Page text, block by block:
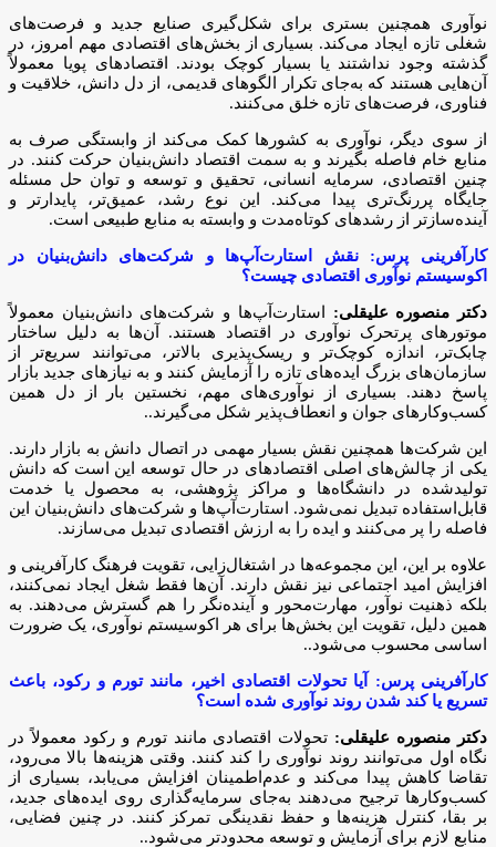
نوآوری همچنین بستری برای شکل‌گیری صنایع جدید و فرصت‌های
شغلی تازه ایجاد می‌کند. بسیاری از بخش‌های اقتصادی مهم امروز، در
گذشته وجود نداشتند یا بسیار کوچک بودند. اقتصادهای پویا معمولاً
آن‌هایی هستند که به‌جای تکرار الگوهای قدیمی، از دل دانش، خلاقیت و
فناوری، فرصت‌های تازه خلق می‌کنند.
از سوی دیگر، نوآوری به کشورها کمک می‌کند از وابستگی صرف به
منابع خام فاصله بگیرند و به سمت اقتصاد دانش‌بنیان حرکت کنند. در
چنین اقتصادی، سرمایه انسانی، تحقیق و توسعه و توان حل مسئله
جایگاه پررنگ‌تری پیدا می‌کند. این نوع رشد، عمیق‌تر، پایدارتر و
آینده‌سازتر از رشدهای کوتاه‌مدت و وابسته به منابع طبیعی است.
کارآفرینی پرس: نقش استارت‌آپ‌ها و شرکت‌های دانش‌بنیان در
اکوسیستم نوآوری اقتصادی چیست؟
دکتر منصوره علیقلی: استارت‌آپ‌ها و شرکت‌های دانش‌بنیان معمولاً
موتورهای پرتحرک نوآوری در اقتصاد هستند. آن‌ها به دلیل ساختار
چابک‌تر، اندازه کوچک‌تر و ریسک‌پذیری بالاتر، می‌توانند سریع‌تر از
سازمان‌های بزرگ ایده‌های تازه را آزمایش کنند و به نیازهای جدید بازار
پاسخ دهند. بسیاری از نوآوری‌های مهم، نخستین بار از دل همین
کسب‌وکارهای جوان و انعطاف‌پذیر شکل می‌گیرند..
این شرکت‌ها همچنین نقش بسیار مهمی در اتصال دانش به بازار دارند.
یکی از چالش‌های اصلی اقتصادهای در حال توسعه این است که دانش
تولیدشده در دانشگاه‌ها و مراکز پژوهشی، به محصول یا خدمت
قابل‌استفاده تبدیل نمی‌شود. استارت‌آپ‌ها و شرکت‌های دانش‌بنیان این
فاصله را پر می‌کنند و ایده را به ارزش اقتصادی تبدیل می‌سازند.
علاوه بر این، این مجموعه‌ها در اشتغال‌زایی، تقویت فرهنگ کارآفرینی و
افزایش امید اجتماعی نیز نقش دارند. آن‌ها فقط شغل ایجاد نمی‌کنند،
بلکه ذهنیت نوآور، مهارت‌محور و آینده‌نگر را هم گسترش می‌دهند. به
همین دلیل، تقویت این بخش‌ها برای هر اکوسیستم نوآوری، یک ضرورت
اساسی محسوب می‌شود..
کارآفرینی پرس: آیا تحولات اقتصادی اخیر، مانند تورم و رکود، باعث
تسریع یا کند شدن روند نوآوری شده است؟
دکتر منصوره علیقلی: تحولات اقتصادی مانند تورم و رکود معمولاً در
نگاه اول می‌توانند روند نوآوری را کند کنند. وقتی هزینه‌ها بالا می‌رود،
تقاضا کاهش پیدا می‌کند و عدم‌اطمینان افزایش می‌یابد، بسیاری از
کسب‌وکارها ترجیح می‌دهند به‌جای سرمایه‌گذاری روی ایده‌های جدید،
بر بقا، کنترل هزینه‌ها و حفظ نقدینگی تمرکز کنند. در چنین فضایی،
منابع لازم برای آزمایش و توسعه محدودتر می‌شود..